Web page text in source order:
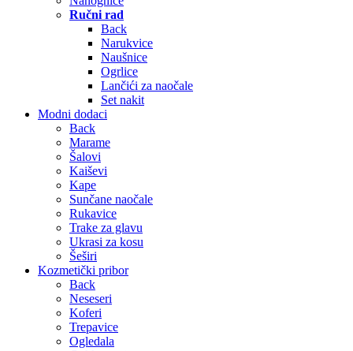
Ručni rad
Back
Narukvice
Naušnice
Ogrlice
Lančići za naočale
Set nakit
Modni dodaci
Back
Marame
Šalovi
Kaiševi
Kape
Sunčane naočale
Rukavice
Trake za glavu
Ukrasi za kosu
Šeširi
Kozmetički pribor
Back
Neseseri
Koferi
Trepavice
Ogledala